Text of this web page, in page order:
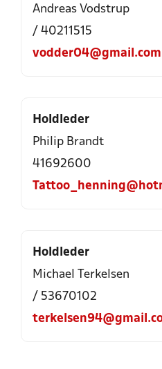
Andreas Vodstrup
/ 40211515
vodder04@gmail.com
Holdleder
Philip Brandt
41692600
Holdleder
Michael Terkelsen
/ 53670102